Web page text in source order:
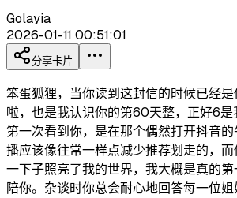
Golayia
2026-01-11 00:51:01
分享卡片
笨蛋狐狸，当你读到这封信的时候已经
啦，也是我认识你的第60天整，正好6
第一次看到你，是在那个偶然打开抖音
播应该像往常一样点减少推荐划走的，而
一下子照亮了我的世界，我大概是真的
陪你。杂谈时你总会耐心地回答每一位